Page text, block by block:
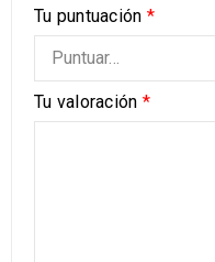
Tu puntuación *
Tu valoración *